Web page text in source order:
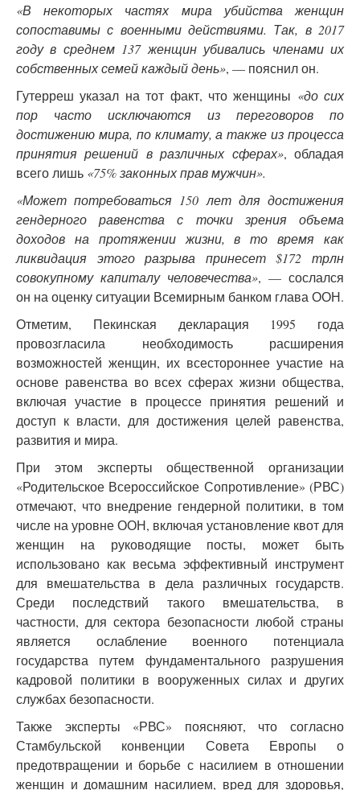
«В некоторых частях мира убийства женщин
сопоставимы с военными действиями. Так, в 2017
году в среднем 137 женщин убивались членами их
собственных семей каждый день», — пояснил он.
Гутерреш указал на тот факт, что женщины «до сих
пор часто исключаются из переговоров по
достижению мира, по климату, а также из процесса
принятия решений в различных сферах», обладая
всего лишь «75% законных прав мужчин».
«Может потребоваться 150 лет для достижения
гендерного равенства с точки зрения объема
доходов на протяжении жизни, в то время как
ликвидация этого разрыва принесет $172 трлн
совокупному капиталу человечества», — сослался
он на оценку ситуации Всемирным банком глава ООН.
Отметим, Пекинская декларация 1995 года
провозгласила необходимость расширения
возможностей женщин, их всестороннее участие на
основе равенства во всех сферах жизни общества,
включая участие в процессе принятия решений и
доступ к власти, для достижения целей равенства,
развития и мира.
При этом эксперты общественной организации
«Родительское Всероссийское Сопротивление» (РВС)
отмечают, что внедрение гендерной политики, в том
числе на уровне ООН, включая установление квот для
женщин на руководящие посты, может быть
использовано как весьма эффективный инструмент
для вмешательства в дела различных государств.
Среди последствий такого вмешательства, в
частности, для сектора безопасности любой страны
является ослабление военного потенциала
государства путем фундаментального разрушения
кадровой политики в вооруженных силах и других
службах безопасности.
Также эксперты «РВС» поясняют, что согласно
Стамбульской конвенции Совета Европы о
предотвращении и борьбе с насилием в отношении
женщин и домашним насилием, вред для здоровья,